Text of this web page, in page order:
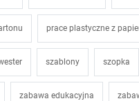
prace plastyczne z
szablony szopka
zabawa edukacyjna